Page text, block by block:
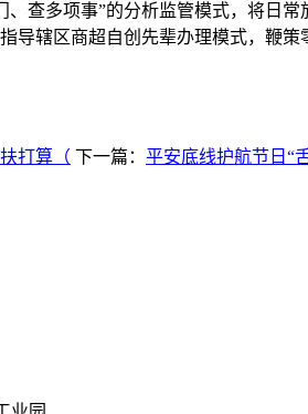
查多项事”的分析监管模式，将日
导辖区商超自创先辈办理模式，鞭
打算（ 下一篇： 平安底线护航节日“